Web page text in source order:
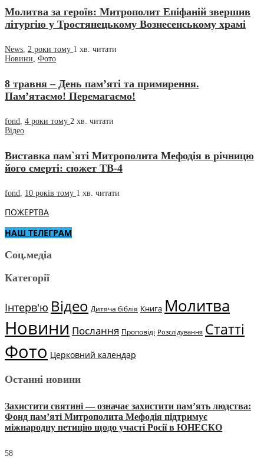
Молитва за героїв: Митрополит Епіфаній звершив
літургію у Тростянецькому Вознесенському храмі
News 2 роки тому 1 хв. читати
Новини Фото
8 травня – День пам’яті та примирення.
Пам’ятаємо! Перемагаємо!
fond 4 роки тому 2 хв. читати
Відео
Виставка пам`яті Митрополита Мефодія в річницю
його смерті: сюжет ТВ-4
fond 10 років тому 1 хв. читати
ПОЖЕРТВА
НАШ ТЕЛЕГРАМ
Соц.медіа
Категорії
Інтерв'ю Відео Дитяча біблія Книга Молитва
Новини Послання Проповіді Розслідування Статті
Фото Церковний календар
Останні новини
Захистити святині — означає захистити пам’ять людства:
Фонд пам’яті Митрополита Мефодія підтримує
міжнародну петицію щодо участі Росії в ЮНЕСКО
58